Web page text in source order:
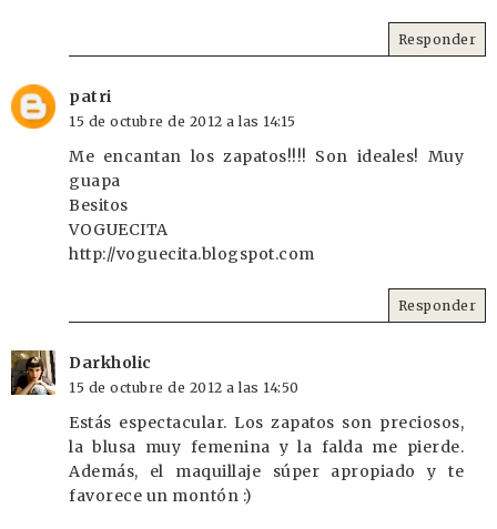
Responder
patri
15 de octubre de 2012 a las 14:15
Me encantan los zapatos!!!! Son ideales! Muy
guapa
Besitos
VOGUECITA
http://voguecita.blogspot.com
Responder
Darkholic
15 de octubre de 2012 a las 14:50
Estás espectacular. Los zapatos son preciosos,
la blusa muy femenina y la falda me pierde.
Además, el maquillaje súper apropiado y te
favorece un montón :)